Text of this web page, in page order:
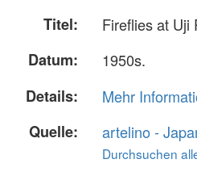
Titel:
Fireflies at Uji
Datum:
1950s.
Details:
Mehr
Quelle:
artelino -
Durchsuchen